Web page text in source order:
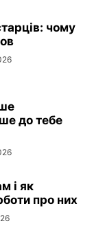
чому
до тебе
і як
про них